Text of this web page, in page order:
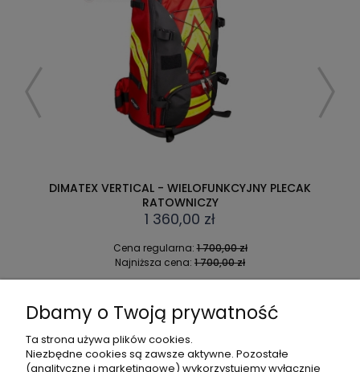
DIMATEX VERTICAL - WIELOFUNKCYJNY PLECAK
RATOWNICZY
1 360,00 zł
Cena regularna:1 700,00 zł
Najniższa cena: 1 700,00 zł
Dbamy o Twoją prywatność
Ta strona używa plików cookies.
Niezbędne cookies są zawsze aktywne. Pozostałe
(analityczne i marketingowe) wykorzystujemy wyłącznie